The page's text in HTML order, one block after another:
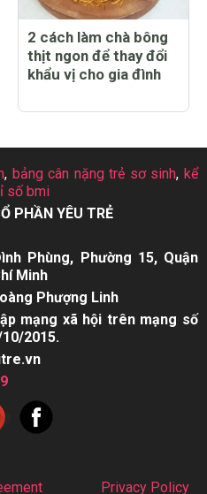
2 cách làm chà bông
thịt ngon để thay đổi
khẩu vị cho gia đình
, bảng cân nặng trẻ sơ sinh,kể
số bmi
PHẦN YÊU TRẺ
Phùng, Phường 15, Quận
Minh
Phượng Linh
mạng xã hội trên mạng số
2015.
Privacy Policy